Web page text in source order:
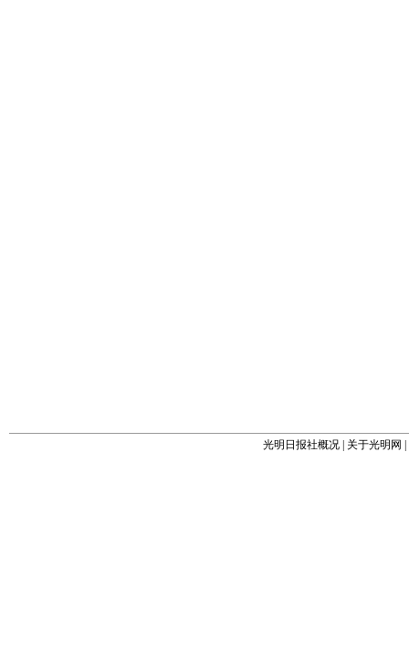
光明日报社概况 关于光明网